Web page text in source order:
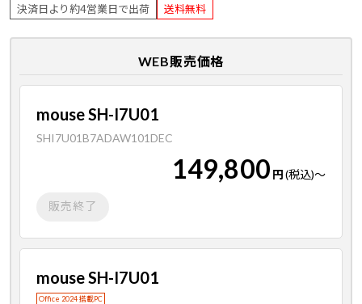
決済日より約4営業日で出荷 送料無料
WEB販売価格
mouse SH-I7U01
SHI7U01B7ADAW101DEC
149,800 円(税込)～
販売終了
mouse SH-I7U01
Office 2024 搭載PC